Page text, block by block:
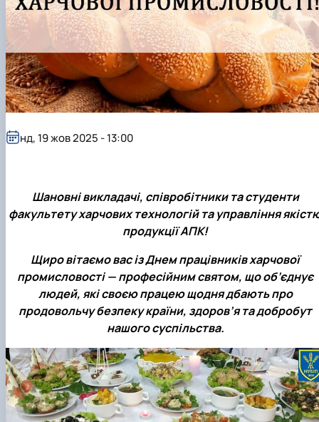
Шановні викладачі, співробітники та студенти
факультету харчових технологій та управління
продукції АПК!
Щиро вітаємо вас із Днем працівників харчової
промисловості — професійним святом, що об’єднує
людей, які своєю працею щодня дбають про
продовольчу безпеку країни, здоров’я та добробут
нашого суспільства.
нд, 19 жов 2025 - 13:00